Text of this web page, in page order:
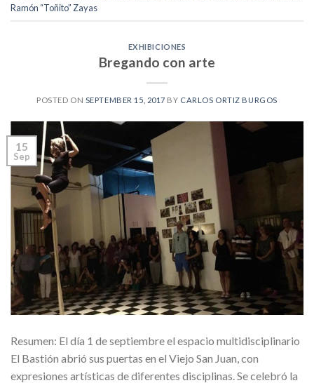
Ramón “Toñito” Zayas
EXHIBICIONES
Bregando con arte
POSTED ON SEPTEMBER 15, 2017 BY CARLOS ORTIZ BURGOS
15
Sep
Resumen: El día 1 de septiembre el espacio multidisciplinario
El Bastión abrió sus puertas en el Viejo San Juan, con
expresiones artísticas de diferentes disciplinas. Se celebró la